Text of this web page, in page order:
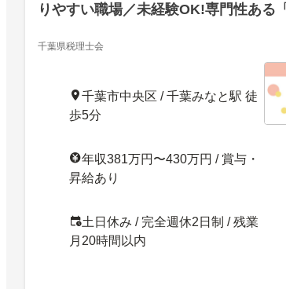
りやすい職場／未経験OK!専門性ある
千葉県税理士会
千葉市中央区 / 千葉みなと駅 徒
歩5分
年収381万円〜430万円 / 賞与・
昇給あり
土日休み / 完全週休2日制 / 残業
月20時間以内